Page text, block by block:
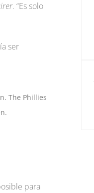
. “Es solo
ser
The Phillies
para